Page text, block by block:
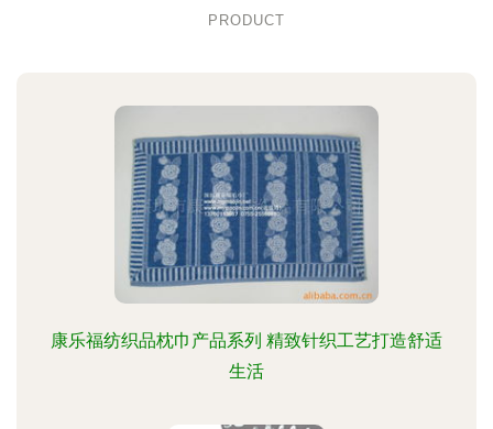
PRODUCT
康乐福纺织品枕巾产品系列 精致针织工艺打造舒适
生活